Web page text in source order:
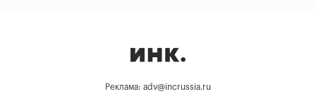
Реклама: adv@incrussia.ru